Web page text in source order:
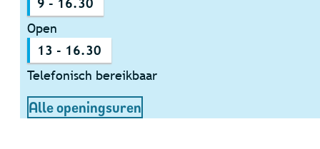
9 - 16.30
Open
13 - 16.30
Telefonisch bereikbaar
Alle openingsuren